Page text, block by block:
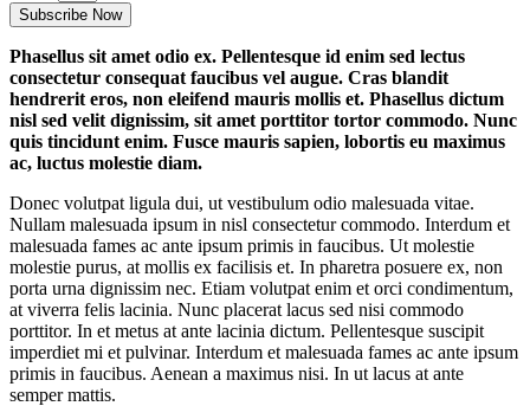
Subscribe Now
Phasellus sit amet odio ex. Pellentesque id enim sed lectus
consectetur consequat faucibus vel augue. Cras blandit
hendrerit eros, non eleifend mauris mollis et. Phasellus dictum
nisl sed velit dignissim, sit amet porttitor tortor commodo. Nunc
quis tincidunt enim. Fusce mauris sapien, lobortis eu maximus
ac, luctus molestie diam.
Donec volutpat ligula dui, ut vestibulum odio malesuada vitae.
Nullam malesuada ipsum in nisl consectetur commodo. Interdum et
malesuada fames ac ante ipsum primis in faucibus. Ut molestie
molestie purus, at mollis ex facilisis et. In pharetra posuere ex, non
porta urna dignissim nec. Etiam volutpat enim et orci condimentum,
at viverra felis lacinia. Nunc placerat lacus sed nisi commodo
porttitor. In et metus at ante lacinia dictum. Pellentesque suscipit
imperdiet mi et pulvinar. Interdum et malesuada fames ac ante ipsum
primis in faucibus. Aenean a maximus nisi. In ut lacus at ante
semper mattis.